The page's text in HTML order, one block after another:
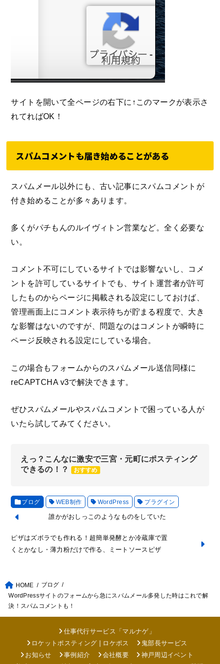
サイトを開いて全ページの右下に↑このマークが表示さ
れてればOK！
スパムコメントも届き始めることがある
スパムメール以外にも、古い記事にスパムコメントが
付き始めることが多々あります。
多くがパチもんのルイヴィトン営業など。全く必要な
い。
コメント不可にしているサイトでは影響ないし、コメ
ントを許可しているサイトでも、サイト運営者が許可
したものからページに掲載される設定にしておけば、
管理画面上にコメント表示待ちが貯まる程度で、大き
な影響はないのですが、問題なのはコメントが瞬時に
ページ反映される設定にしている場合。
この場合もフォームからのスパムメール送信同様に
reCAPTCHA v3で解決できます。
ぜひスパムメールやスパムコメントで困っている人が
いたら試してみてください。
えっ？こんなに激安で三宮・元町にポスティング
できるの！？
おすすめ
ブログ WEB制作 WordPress プラグイン
誰かがおしっこのようなものをしていた
ピザはズボラでも作れる！超簡単発酵とか冷蔵庫で置
くとかなし・薄力粉だけで作る、ミートソースピザ
HOME
ブログ
WordPressサイトのフォームから急にスパムメール多発した時はこれで解
決！スパムコメントも！
仕事代行サービス「マルナゲ」
ロケットポスティング | ロケポス
鬼部長サービス
お知らせ
事例紹介 会社概要
神戸周辺イベント